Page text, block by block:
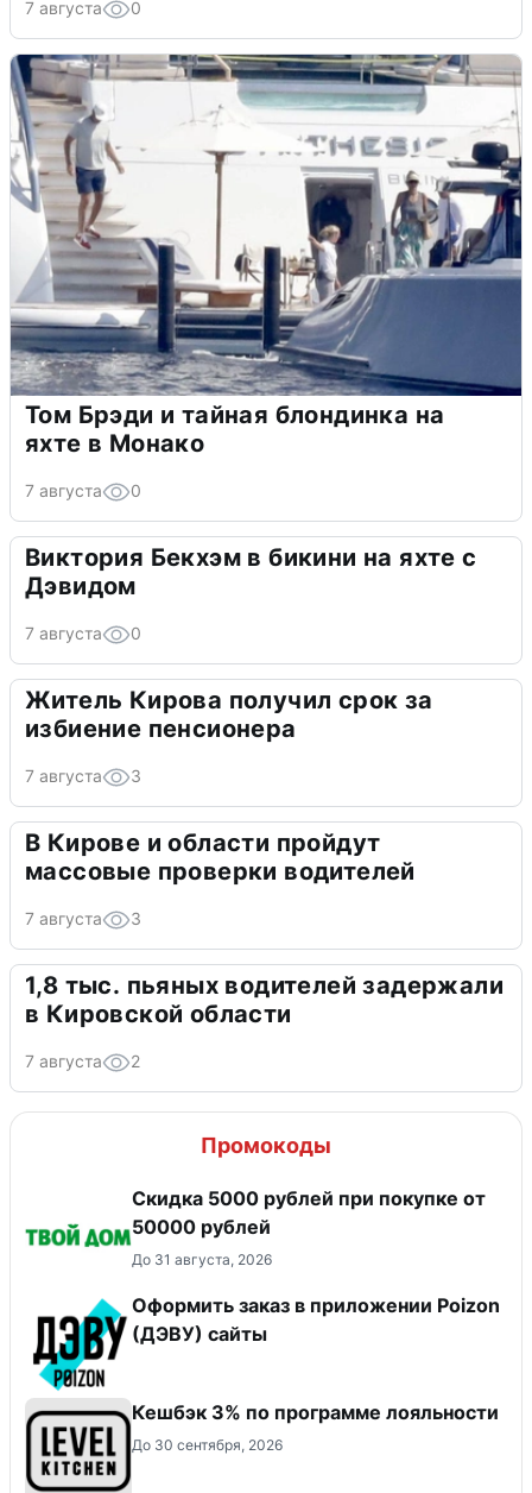
7 августа 0
Том Брэди и тайная блондинка на
яхте в Монако
7 августа 0
Виктория Бекхэм в бикини на яхте с
Дэвидом
7 августа 0
Житель Кирова получил срок за
избиение пенсионера
7 августа 3
В Кирове и области пройдут
массовые проверки водителей
7 августа 3
1,8 тыс. пьяных водителей задержали
в Кировской области
7 августа 2
Промокоды
Скидка 5000 рублей при покупке от
50000 рублей
До 31 августа, 2026
Оформить заказ в приложении Poizon
(ДЭВУ) сайты
Кешбэк 3% по программе лояльности
До 30 сентября, 2026